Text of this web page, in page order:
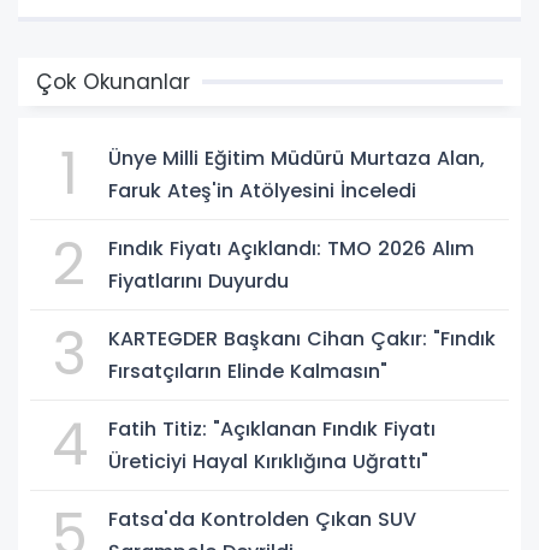
Çok Okunanlar
1
Ünye Milli Eğitim Müdürü Murtaza Alan,
Faruk Ateş'in Atölyesini İnceledi
2
Fındık Fiyatı Açıklandı: TMO 2026 Alım
Fiyatlarını Duyurdu
3
KARTEGDER Başkanı Cihan Çakır: "Fındık
Fırsatçıların Elinde Kalmasın"
4
Fatih Titiz: "Açıklanan Fındık Fiyatı
Üreticiyi Hayal Kırıklığına Uğrattı"
Fatsa'da Kontrolden Çıkan SUV